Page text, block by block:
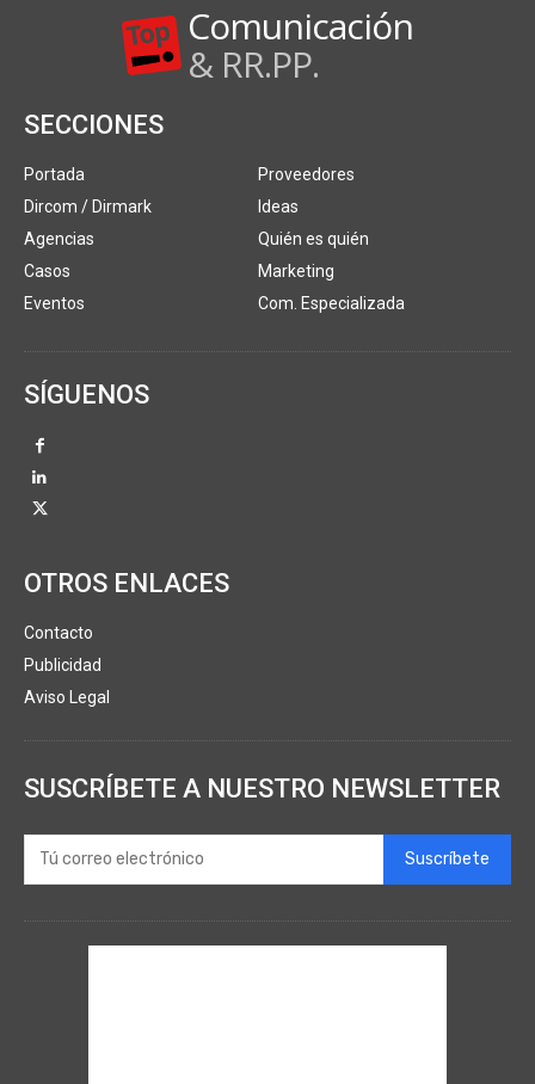
Comunicación
& RR.PP.
SECCIONES
Portada
Dircom / Dirmark
Agencias
Casos
Eventos
Proveedores
Ideas
Quién es quién
Marketing
Com. Especializada
SÍGUENOS
OTROS ENLACES
Contacto
Publicidad
Aviso Legal
SUSCRÍBETE A NUESTRO NEWSLETTER
Suscríbete